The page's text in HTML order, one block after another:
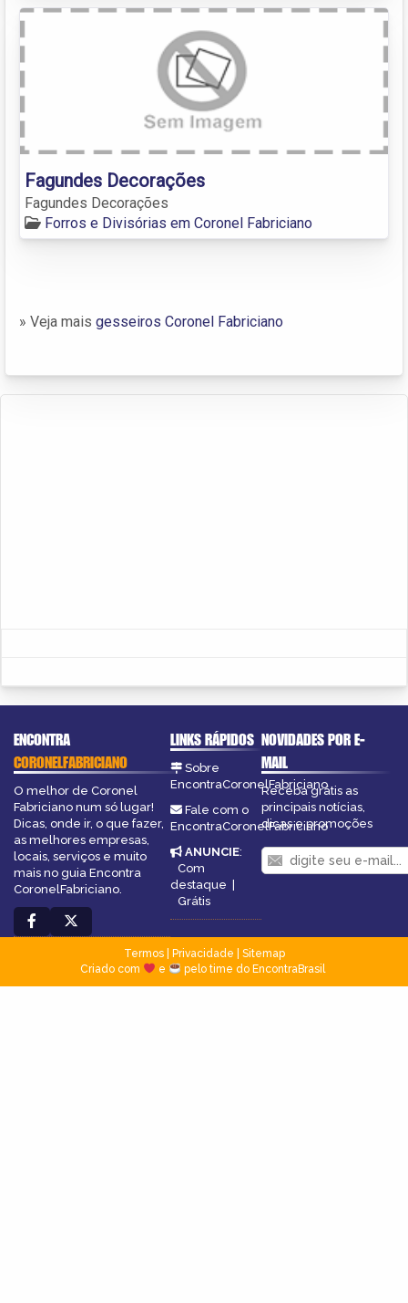
Fagundes Decorações
Fagundes Decorações
Forros e Divisórias em Coronel Fabriciano
» Veja mais gesseiros Coronel Fabriciano
ENCONTRA
CORONELFABRICIANO
O melhor de Coronel
Fabriciano num só lugar!
Dicas, onde ir, o que fazer,
as melhores empresas,
locais, serviços e muito
mais no guia Encontra
CoronelFabriciano.
LINKS RÁPIDOS
Sobre
EncontraCoronelFabriciano
Fale com o
EncontraCoronelFabriciano
ANUNCIE:
Com
destaque |
Grátis
NOVIDADES POR E-
MAIL
Receba grátis as
principais notícias,
dicas e promoções
Termos| Privacidade
Sitemap
Criado com
e pelo time do EncontraBrasil